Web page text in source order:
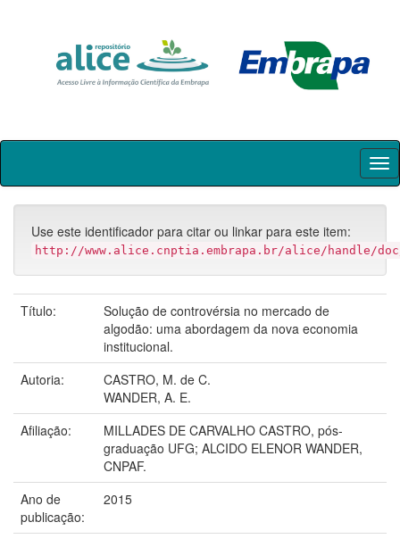
Skip
Use este identificador para citar ou linkar para este item:
http://www.alice.cnptia.embrapa.br/alice/handle/doc/
Título:
Solução de controvérsia no mercado de
algodão: uma abordagem da nova economia
institucional.
Autoria:
CASTRO, M. de C.
WANDER, A. E.
Afiliação:
MILLADES DE CARVALHO CASTRO, pós-
graduação UFG; ALCIDO ELENOR WANDER,
CNPAF.
Ano de
publicação:
2015